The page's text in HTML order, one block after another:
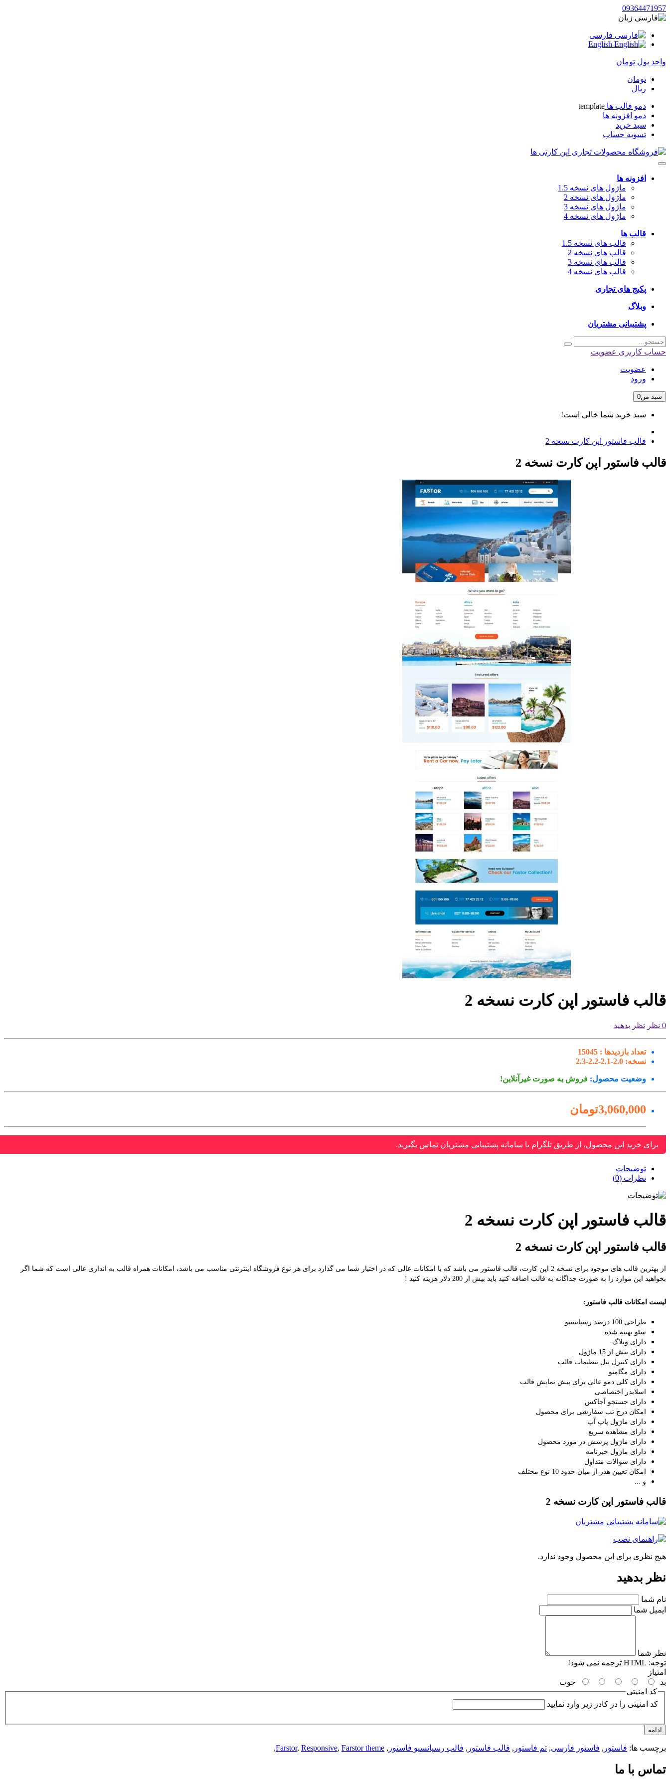
09364471957
زبان
فارسی
واحد پول تومان
تومان
ریال
دمو قالب ها template
دمو افزونه ها
سبد خرید
تسویه حساب
افزونه ها
ماژول های نسخه 1.5
ماژول های نسخه 2
ماژول های نسخه 3
ماژول های نسخه 4
قالب ها
قالب های نسخه 1.5
قالب های نسخه 2
قالب های نسخه 3
قالب های نسخه 4
پکیج های تجاری
وبلاگ
پشتیبانی مشتریان
حساب کاربری عضویت
عضویت
ورود
سبد من0
سبد خرید شما خالی است!
قالب فاستور اپن کارت نسخه 2
قالب فاستور اپن کارت نسخه 2
قالب فاستور اپن کارت نسخه 2
0 نظر نظر بدهید
تعداد بازدیدها : 15045
نسخه: 2.0-2.1-2.2-2.3
وضعیت محصول: فروش به صورت غیرآنلاین!
3,060,000تومان
برای خرید این محصول، از طریق تلگرام یا سامانه پشتیبانی مشتریان تماس بگیرید.
توضیحات
نظرات (0)
قالب فاستور اپن کارت نسخه 2
قالب فاستور اپن کارت نسخه 2
از بهترین قالب های موجود برای نسخه 2 اپن کارت، قالب فاستور می باشد که با امکانات عالی که در اختیار شما می گذارد برای هر نوع فروشگاه اینترنتی مناسب می باشد، امکانات همراه قالب به اندازی عالی است که شما اگر
بخواهید این موارد را به صورت جداگانه به قالب اضافه کنید باید بیش از 200 دلار هزینه کنید !
لیست امکانات قالب فاستور:
طراحی 100 درصد رسپانسیو
سئو بهینه شده
دارای وبلاگ
دارای بیش از 15 ماژول
دارای کنترل پتل تنظیمات قالب
دارای مگامنو
دارای کلی دمو عالی برای پیش نمایش قالب
اسلایدر اختصاصی
دارای جستجو آجاکس
امکان درج تب سفارشی برای محصول
دارای ماژول پاپ آپ
دارای مشاهده سریع
دارای ماژول پرسش در مورد محصول
دارای ماژول خبرنامه
دارای سوالات متداول
امکان تعیین هدر از میان حدود 10 نوع مختلف
و ...
قالب فاستور اپن کارت نسخه 2
هیچ نظری برای این محصول وجود ندارد.
نظر بدهید
نام شما
ایمیل شما
نظر شما
توجه:
امتیاز
بد
خوب
کد امنیتی
کد امنیتی را در کادر زیر وارد نمایید
ادامه
برچسب ها: فاستور , فاستور فارسی, تم فاستور , قالب فاستور , فالب رسپانسیو فاستور ,
Farstor, Responsive, Farstor theme
,
تماس با ما